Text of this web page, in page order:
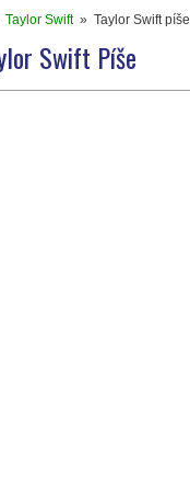
Taylor Swift» Taylor Swift píše
Swift Píše